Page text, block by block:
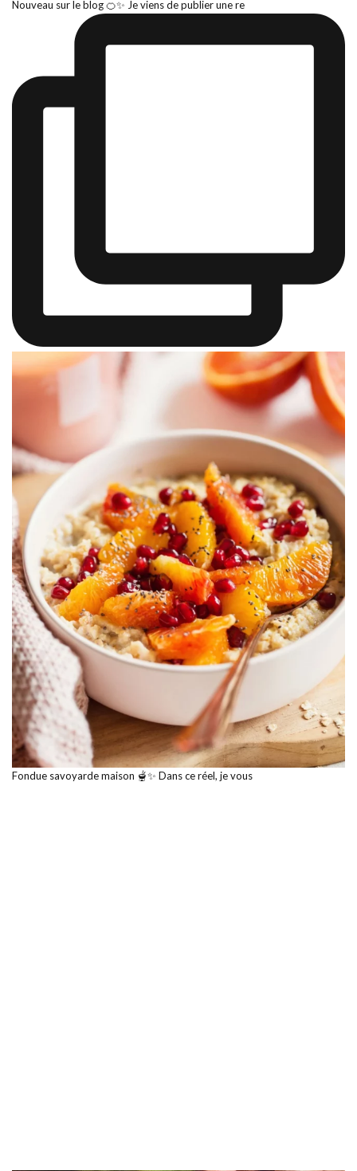
Nouveau sur le blog 🍊✨ Je viens de publier une re
Fondue savoyarde maison 🫕✨ Dans ce réel, je vous